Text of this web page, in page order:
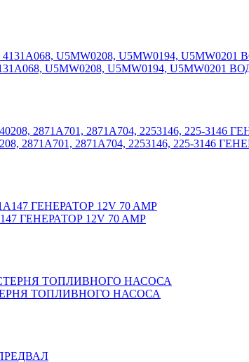
U5MW0208, U5MW0194,
2871A701, 2871A704, 2253146, 225-3146
ГЕНЕРАТОР 12V 70 AMP
ТОПЛИВНОГО НАСОСА